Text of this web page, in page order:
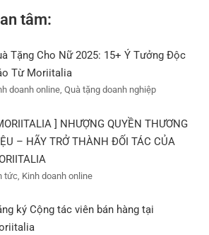
tâm:
Tặng Cho Nữ 2025: 15+ Ý Tưởng Độc
Từ Moriitalia
doanh online, Quà tặng doanh nghiệp
] NHƯỢNG QUYỀN THƯƠNG
– HÃY TRỞ THÀNH ĐỐI TÁC CỦA
tức, Kinh doanh online
ký Cộng tác viên bán hàng tại